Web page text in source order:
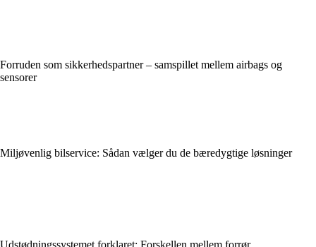
Forruden som sikkerhedspartner – samspillet mellem airbags og
sensorer
Miljøvenlig bilservice: Sådan vælger du de bæredygtige løsninger
Udstødningssystemet forklaret: Forskellen mellem forrør,